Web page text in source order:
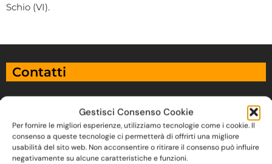
Gestisci Consenso Cookie
Per fornire le migliori esperienze, utilizziamo tecnologie come i cookie. Il
consenso a queste tecnologie ci permetterà di offrirti una migliore
usabilità del sito web. Non acconsentire o ritirare il consenso può influire
negativamente su alcune caratteristiche e funzioni.
Schio (VI).
Contatti